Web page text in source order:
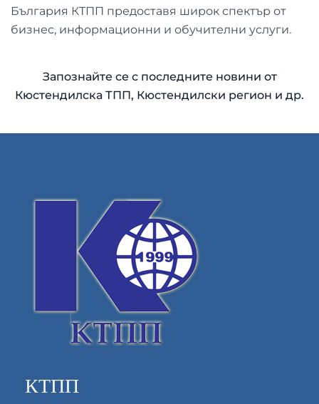
България КТПП предоставя широк спектър от
бизнес, информационни и обучителни услуги.
Запознайте се с последните новини от
Кюстендилска ТПП, Кюстендилски регион и др.
КТПП